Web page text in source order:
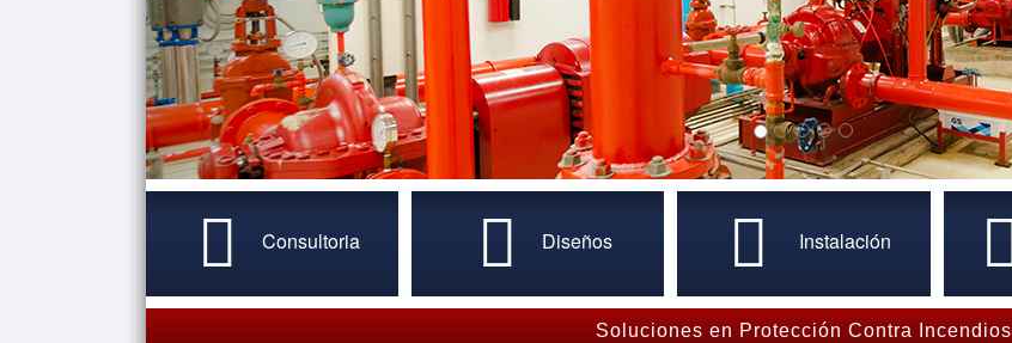
Consultoria Diseños Instalación
Soluciones en Protección Contra Incendios